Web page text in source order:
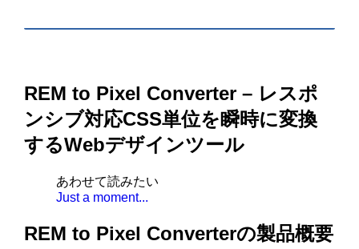
REM to Pixel Converter – レスポ
ンシブ対応CSS単位を瞬時に変換
するWebデザインツール
あわせて読みたい
Just a moment...
REM to Pixel Converterの製品概要